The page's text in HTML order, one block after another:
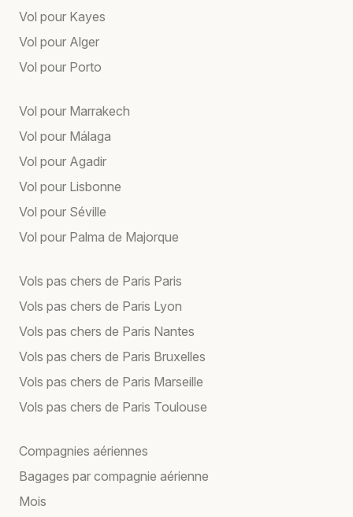
Vol pour Kayes
Vol pour Alger
Vol pour Porto
Vol pour Marrakech
Vol pour Málaga
Vol pour Agadir
Vol pour Lisbonne
Vol pour Séville
Vol pour Palma de Majorque
Vols pas chers de Paris Paris
Vols pas chers de Paris Lyon
Vols pas chers de Paris Nantes
Vols pas chers de Paris Bruxelles
Vols pas chers de Paris Marseille
Vols pas chers de Paris Toulouse
Compagnies aériennes
Bagages par compagnie aérienne
Mois